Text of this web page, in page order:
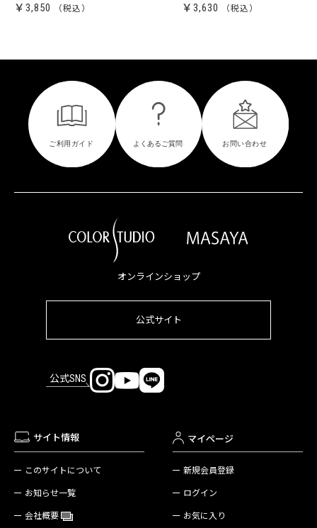
￥3,850 ￥3,630
オンラインショップ
公式サイト
公式SNS
サイト情報
このサイトについて
お知らせ一覧
会社概要
マイページ
新規会員登録
ログイン
お気に入り